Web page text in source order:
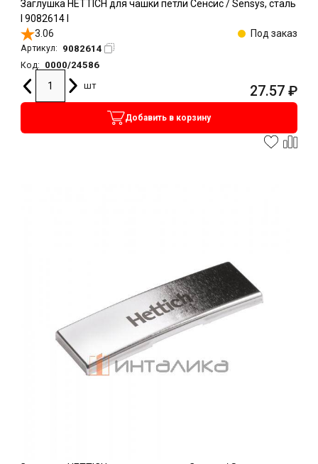
Заглушка HETTICH для чашки петли Сенсис / Sensys, сталь
l 9082614 l
3.06
Под заказ
Артикул: 9082614
Код:
0000/24586
шт
27.57 ₽
Добавить в корзину